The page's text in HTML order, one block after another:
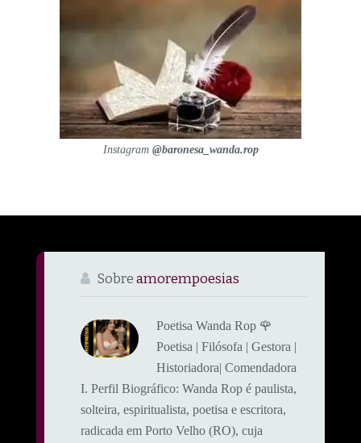
Instagram @baronesa_wanda.rop
Sobre amorempoesias
Poetisa Wanda Rop 🌹
Poetisa | Filósofa | Gestora |
Historiadora| Comendadora
​I. Perfil Biográfico: ​Wanda Rop é paulista,
solteira, espiritualista, poetisa e escritora,
radicada em Porto Velho (RO), cuja